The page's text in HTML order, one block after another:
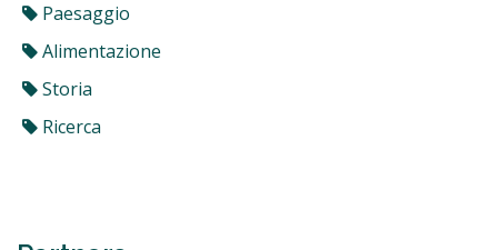
Paesaggio
Alimentazione
Storia
Ricerca